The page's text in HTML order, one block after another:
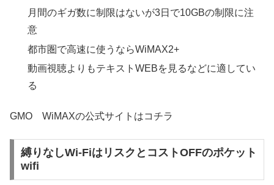
月間のギガ数に制限はないが3日で10GBの制限に注
意
都市圏で高速に使うならWiMAX2+
動画視聴よりもテキストWEBを見るなどに適してい
る
GMO WiMAXの公式サイトはコチラ
縛りなしWi-FiはリスクとコストOFFのポケット
wifi